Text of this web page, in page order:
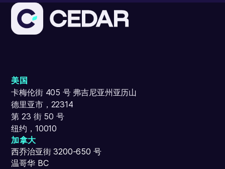
美国
卡梅伦街 405 号 弗吉尼亚州亚历山
德里亚市，22314
第 23 街 50 号
纽约，10010
加拿大
西乔治亚街 3200-650 号
温哥华 BC